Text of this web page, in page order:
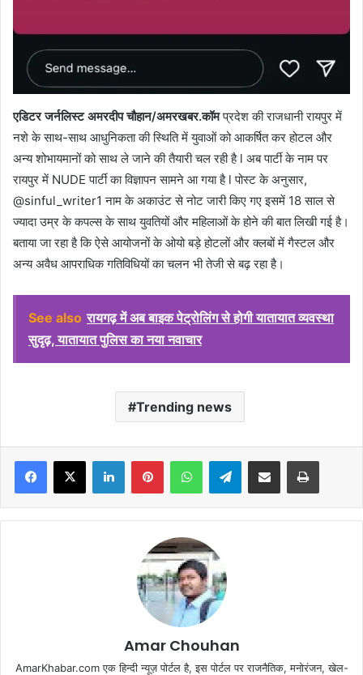
एडिटर जर्नलिस्ट अमरदीप चौहान/अमरखबर.कॉमप्रदेश की राजधानी रायपुर में
नशे के साथ-साथ आधुनिकता की स्थिति में युवाओं को आकर्षित कर होटल और
अन्य शोभायमानों को साथ ले जाने की तैयारी चल रही है l अब पार्टी के नाम पर
रायपुर में NUDE पार्टी का विज्ञापन सामने आ गया है l पोस्ट के अनुसार,
@sinful_writer1 नाम के अकाउंट से नोट जारी किए गए इसमें 18 साल से
ज्यादा उम्र के कपल्स के साथ युवतियों और महिलाओं के होने की बात लिखी गई है।
बताया जा रहा है कि ऐसे आयोजनों के ओयो बड़े होटलों और क्लबों में गैस्टल और
अन्य अवैध आपराधिक गतिविधियों का चलन भी तेजी से बढ़ रहा है।
See also रायगढ़ में अब बाइक पेट्रोलिंग से होगी यातायात व्यवस्था
सुदृढ़, यातायात पुलिस का नया नवाचार
Trending news
Facebook
X LinkedInPinterestWhatsAppTelegramShare via Email Print
Amar Chouhan
AmarKhabar.com एक हिन्दी न्यूज़ पोर्टल है, इस पोर्टल पर राजनैतिक, मनोरंजन, खेल-